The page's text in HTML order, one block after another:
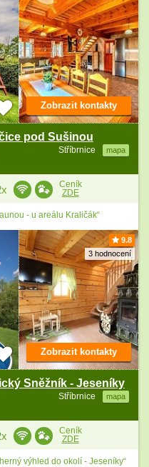
pod Sušinou
Stříbrnice mapa
Zobrazit kontakty
Ceník
ZDE
- u areálu Kraličák“
9.8
3 hodnocení
Sněžník - Jeseníky
Stříbrnice mapa
Zobrazit kontakty
Ceník
ZDE
výhled do okolí - Jeseníky“